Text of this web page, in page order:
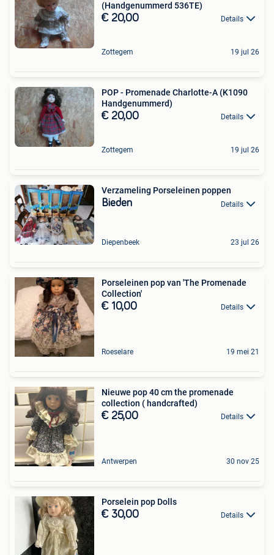
(Handgenummerd 536TE)
€ 20,00 Details
Zottegem 19 jul 26
POP - Promenade Charlotte-A (K1090
Handgenummerd)
€ 20,00 Details
Zottegem 19 jul 26
Verzameling Porseleinen poppen
Bieden Details
Diepenbeek 23 jul 26
Porseleinen pop van 'The Promenade
Collection'
€ 10,00 Details
Roeselare 19 mei 21
Nieuwe pop 40 cm the promenade
collection ( handcrafted)
€ 25,00 Details
Antwerpen 30 nov 25
Porselein pop Dolls
€ 30,00 Details